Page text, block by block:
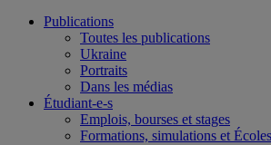
Publications
Toutes les publications
Ukraine
Portraits
Dans les médias
Étudiant-e-s
Emplois, bourses et stages
Formations, simulations et